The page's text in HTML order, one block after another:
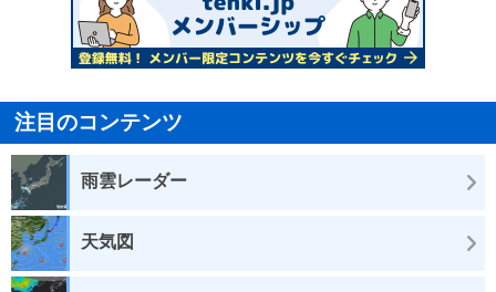
注目のコンテンツ
雨雲レーダー
天気図